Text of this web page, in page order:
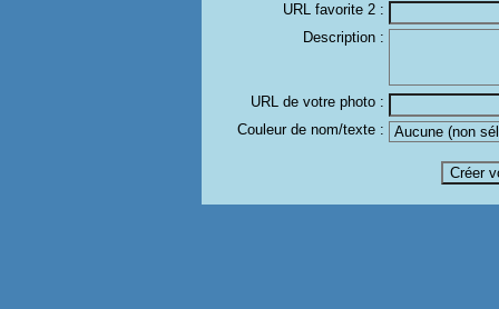
URL favorite 2 :
Description :
URL de votre photo :
Couleur de nom/texte :